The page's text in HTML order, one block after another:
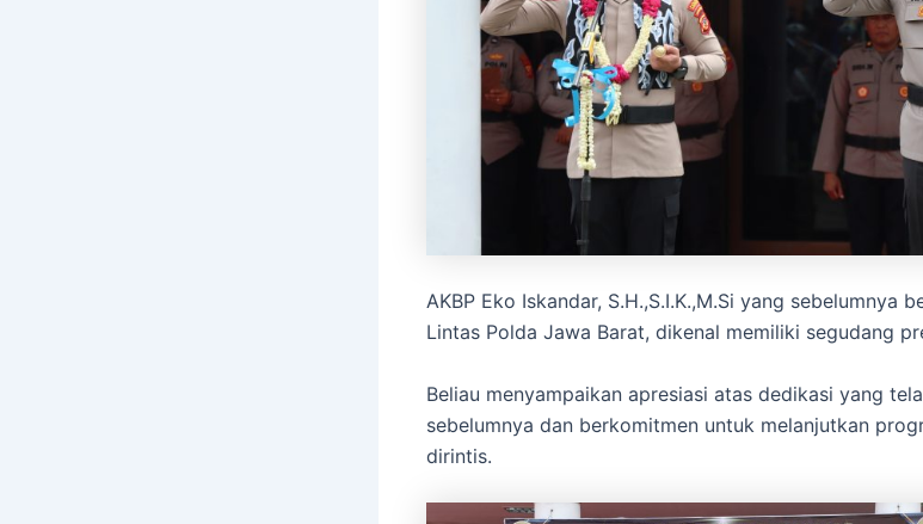
AKBP Eko Iskandar, S.H.,S.I.K.,M.Si yang sebelumnya
Lintas Polda Jawa Barat, dikenal memiliki segudang
Beliau menyampaikan apresiasi atas dedikasi yang
sebelumnya dan berkomitmen untuk melanjutkan
dirintis.